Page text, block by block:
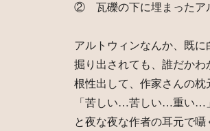
② 瓦礫の下に埋まったア
アルトウィンなんか、既
掘り出されても、誰だか
根性出して、作家さんの
「苦しい…苦しい…重い…」
と夜な夜な作者の耳元で